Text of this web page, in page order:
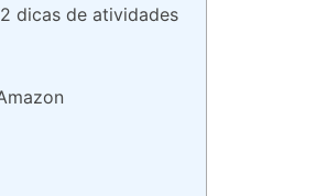
dicas de atividades